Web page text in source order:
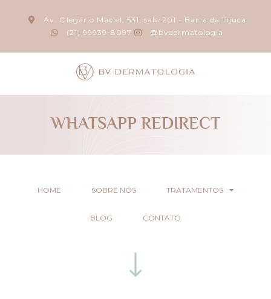
Av. Olegário Maciel, 531, sala 201 - Barra da Tijuca
(21) 99939-8097
@bvdermatologia
WHATSAPP REDIRECT
HOME SOBRE NÓS TRATAMENTOS
BLOG CONTATO